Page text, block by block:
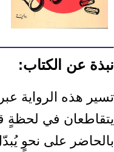
نبذة عن الكتاب:
تسير هذه الرواية
يتقاطعان في لحظةٍ
بالحاضر على نحوٍ